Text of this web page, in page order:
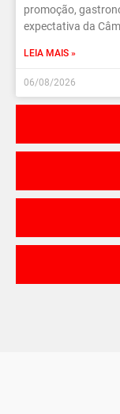
promoção,
expectativa da
LEIA MAIS »
06/08/2026